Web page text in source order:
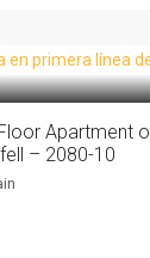
Apartment
– 2080-10